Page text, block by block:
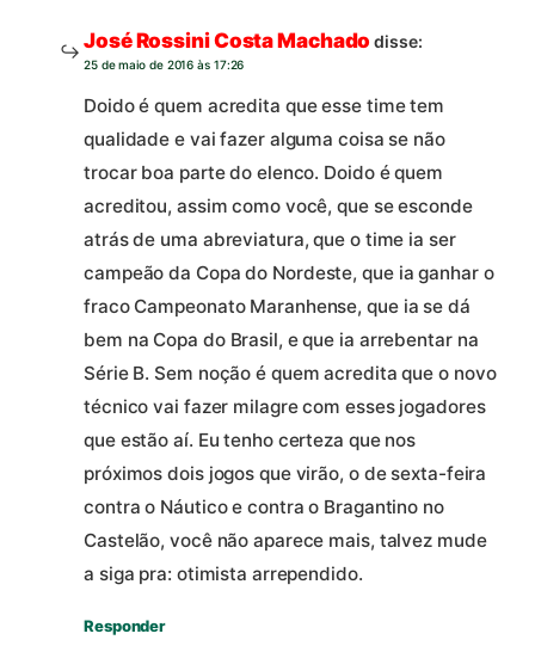
José Rossini Costa Machado disse:
25 de maio de 2016 às 17:26
Doido é quem acredita que esse time tem
qualidade e vai fazer alguma coisa se não
trocar boa parte do elenco. Doido é quem
acreditou, assim como você, que se esconde
atrás de uma abreviatura, que o time ia ser
campeão da Copa do Nordeste, que ia ganhar o
fraco Campeonato Maranhense, que ia se dá
bem na Copa do Brasil, e que ia arrebentar na
Série B. Sem noção é quem acredita que o novo
técnico vai fazer milagre com esses jogadores
que estão aí. Eu tenho certeza que nos
próximos dois jogos que virão, o de sexta-feira
contra o Náutico e contra o Bragantino no
Castelão, você não aparece mais, talvez mude
a siga pra: otimista arrependido.
Responder